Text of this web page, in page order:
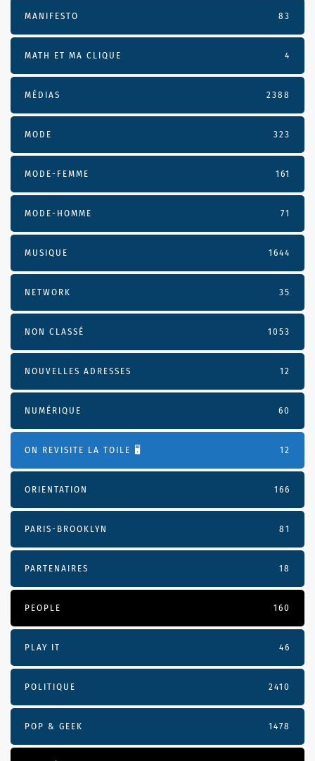
MANIFESTO 83
MATH ET MA CLIQUE 4
MÉDIAS 2388
MODE 323
MODE-FEMME 161
MODE-HOMME 71
MUSIQUE 1644
NETWORK 35
NON CLASSÉ 1053
NOUVELLES ADRESSES 12
NUMÉRIQUE 60
ON REVISITE LA TOILE 🖥️ 12
ORIENTATION 166
PARIS-BROOKLYN 81
PARTENAIRES 18
PEOPLE 160
PLAY IT 46
POLITIQUE 2410
POP & GEEK 1478